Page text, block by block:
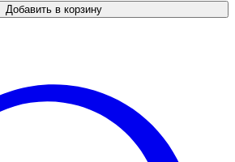
Добавить в корзину